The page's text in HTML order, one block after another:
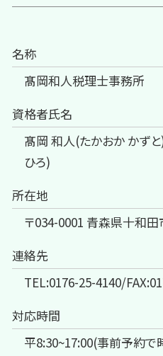
名称
髙岡和人税理士事務所
資格者氏名
髙岡 和人(たかおか かず
ひろ)
所在地
〒034-0001 青森県十和
連絡先
TEL:0176-25-4140/
対応時間
平8:30~17:00(事前予約